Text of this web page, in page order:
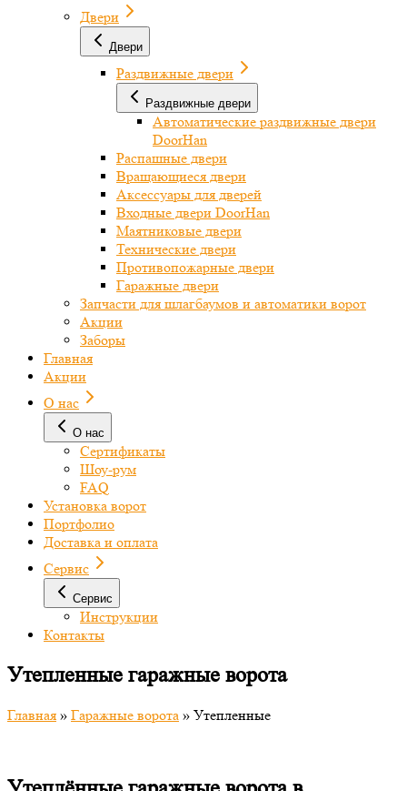
Двери
Двери
Раздвижные двери
Раздвижные двери
Автоматические раздвижные двери
DoorHan
Распашные двери
Вращающиеся двери
Аксессуары для дверей
Входные двери DoorHan
Маятниковые двери
Технические двери
Противопожарные двери
Гаражные двери
Запчасти для шлагбаумов и автоматики ворот
Акции
Заборы
Главная
Акции
О нас
О нас
Сертификаты
Шоу-рум
FAQ
Установка ворот
Портфолио
Доставка и оплата
Сервис
Сервис
Инструкции
Контакты
Утепленные гаражные ворота
Главная » Гаражные ворота » Утепленные